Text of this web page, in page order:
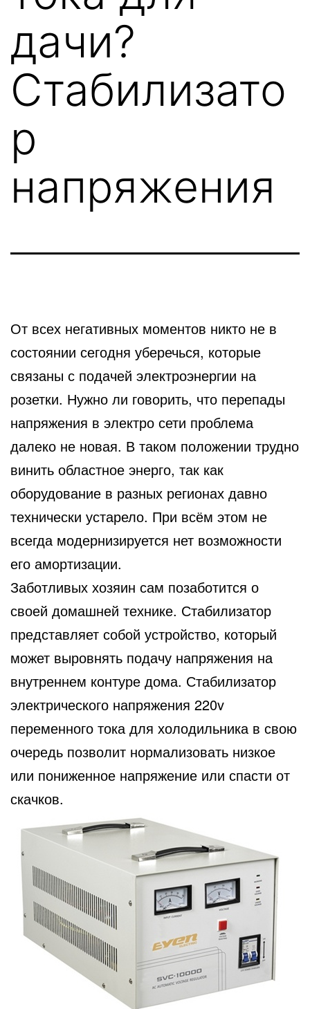
дачи?
Стабилизато
р
напряжения
От всех негативных моментов никто не в
состоянии сегодня уберечься, которые
связаны с подачей электроэнергии на
розетки. Нужно ли говорить, что перепады
напряжения в электро сети проблема
далеко не новая. В таком положении трудно
винить областное энерго, так как
оборудование в разных регионах давно
технически устарело. При всём этом не
всегда модернизируется нет возможности
его амортизации.
Заботливых хозяин сам позаботится о
своей домашней технике. Стабилизатор
представляет собой устройство, который
может выровнять подачу напряжения на
внутреннем контуре дома. Стабилизатор
электрического напряжения 220v
переменного тока для холодильника в свою
очередь позволит нормализовать низкое
или пониженное напряжение или спасти от
скачков.